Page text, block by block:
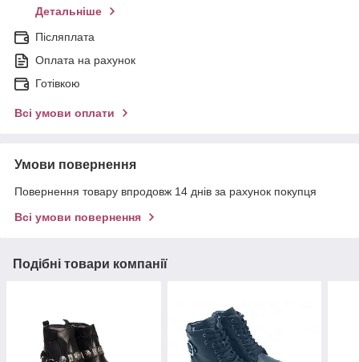
Детальніше
Післяплата
Оплата на рахунок
Готівкою
Всі умови оплати
Умови повернення
Повернення товару впродовж 14 днів за рахунок покупця
Всі умови повернення
Подібні товари компанії